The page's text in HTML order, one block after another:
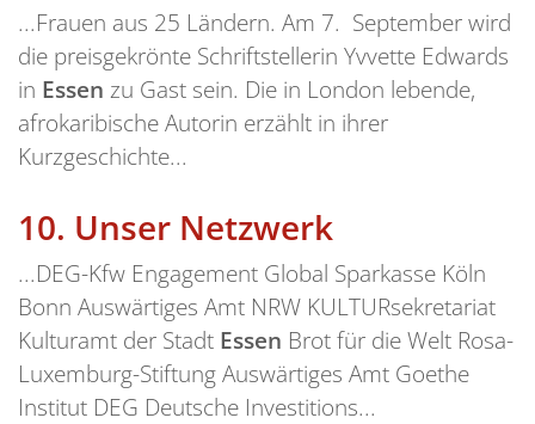
...Frauen aus 25 Ländern. Am 7. September wird
die preisgekrönte Schriftstellerin Yvvette Edwards
in Essen zu Gast sein. Die in London lebende,
afrokaribische Autorin erzählt in ihrer
Kurzgeschichte...
10. Unser Netzwerk
...DEG-Kfw Engagement Global Sparkasse Köln
Bonn Auswärtiges Amt NRW KULTURsekretariat
Kulturamt der Stadt Essen Brot für die Welt Rosa-
Luxemburg-Stiftung Auswärtiges Amt Goethe
Institut DEG Deutsche Investitions...